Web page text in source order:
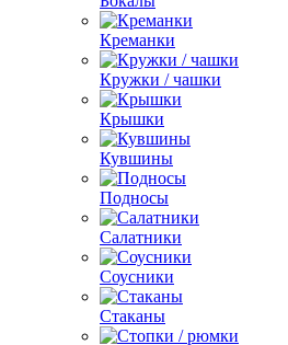
Креманки
Кружки / чашки
Крышки
Кувшины
Подносы
Салатники
Соусники
Стаканы